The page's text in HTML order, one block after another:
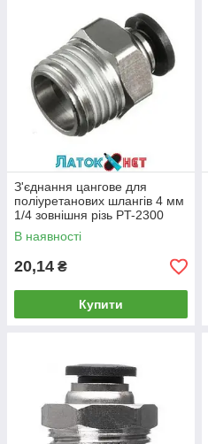
З'єднання цангове для
поліуретанових шлангів 4 мм
1/4 зовнішня різь PT-2300
Intertool
В наявності
20,14 ₴
Купити